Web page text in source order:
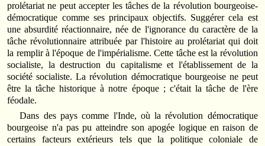
prolétariat ne peut accepter les tâches de la révolution bourgeoise-
démocratique comme ses principaux objectifs. Suggérer cela est
une absurdité réactionnaire, née de l'ignorance du caractère de la
tâche révolutionnaire attribuée par l'histoire au prolétariat qui doit
la remplir à l'époque de l'impérialisme. Cette tâche est la révolution
socialiste, la destruction du capitalisme et l'établissement de la
société socialiste. La révolution démocratique bourgeoise ne peut
être la tâche historique à notre époque ; c'était la tâche de l'ère
féodale.
Dans des pays comme l'Inde, où la révolution démocratique
bourgeoise n'a pas pu atteindre son apogée logique en raison de
certains facteurs extérieurs tels que la politique coloniale de